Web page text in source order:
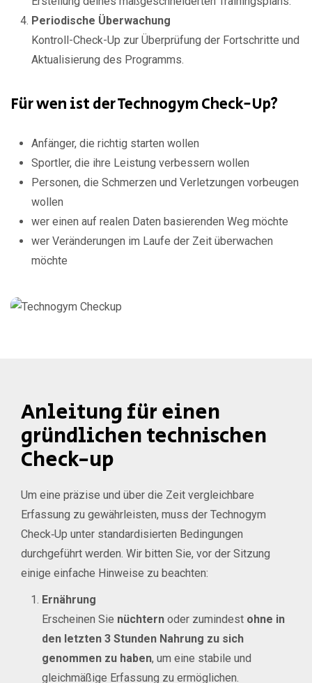
Periodische Überwachung
Kontroll-Check-Up zur Überprüfung der Fortschritte und
Aktualisierung des Programms.
Für wen ist der Technogym Check-Up?
Anfänger, die richtig starten wollen
Sportler, die ihre Leistung verbessern wollen
Personen, die Schmerzen und Verletzungen vorbeugen
wollen
wer einen auf realen Daten basierenden Weg möchte
wer Veränderungen im Laufe der Zeit überwachen
möchte
Anleitung für einen
gründlichen technischen
Check-up
Um eine präzise und über die Zeit vergleichbare
Erfassung zu gewährleisten, muss der Technogym
Check‑Up unter standardisierten Bedingungen
durchgeführt werden. Wir bitten Sie, vor der Sitzung
einige einfache Hinweise zu beachten:
Ernährung
Erscheinen Sie nüchtern oder zumindest ohne in
den letzten 3 Stunden Nahrung zu sich
genommen zu haben, um eine stabile und
gleichmäßige Erfassung zu ermöglichen.